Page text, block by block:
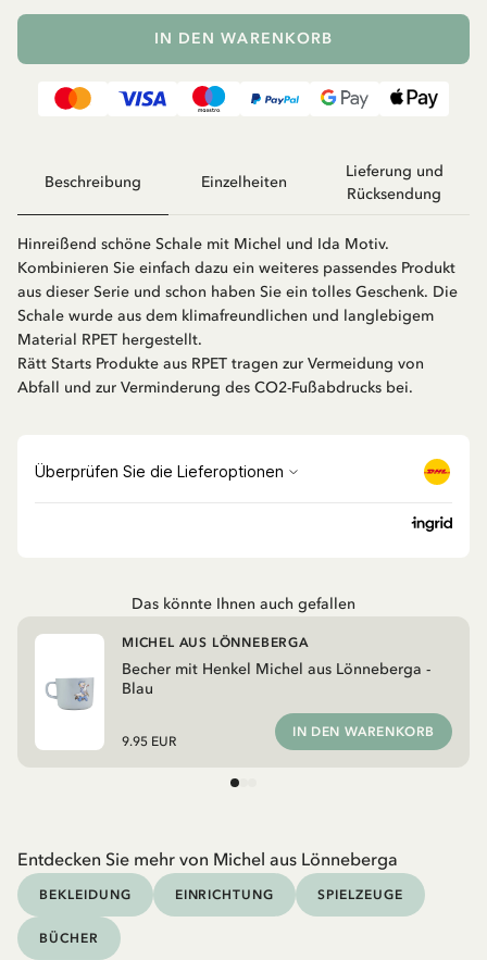
IN DEN WARENKORB
Beschreibung Einzelheiten
Lieferung und
Rücksendung
Hinreißend schöne Schale mit Michel und Ida Motiv.
Kombinieren Sie einfach dazu ein weiteres passendes Produkt
aus dieser Serie und schon haben Sie ein tolles Geschenk. Die
Schale wurde aus dem klimafreundlichen und langlebigem
Material RPET hergestellt.
Rätt Starts Produkte aus RPET tragen zur Vermeidung von
Abfall und zur Verminderung des CO2-Fußabdrucks bei.
Das könnte Ihnen auch gefallen
Becher mit Henkel Michel aus Lönneberga -
Blau
MICHEL AUS LÖNNEBERGA
9.95 EUR
IN DEN WARENKORB
Entdecken Sie mehr von Michel aus Lönneberga
BEKLEIDUNG EINRICHTUNG SPIELZEUGE
BÜCHER